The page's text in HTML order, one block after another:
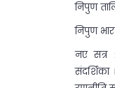
निपुण
निपुण
नए सत्र